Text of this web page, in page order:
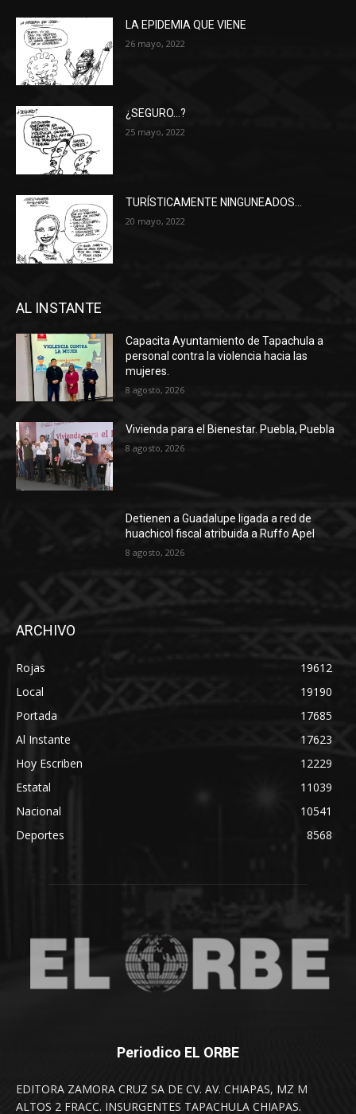
LA EPIDEMIA QUE VIENE
26 mayo, 2022
¿SEGURO…?
25 mayo, 2022
TURÍSTICAMENTE NINGUNEADOS…
20 mayo, 2022
AL INSTANTE
Capacita Ayuntamiento de Tapachula a
personal contra la violencia hacia las
mujeres.
8 agosto, 2026
Vivienda para el Bienestar. Puebla, Puebla
8 agosto, 2026
Detienen a Guadalupe ligada a red de
huachicol fiscal atribuida a Ruffo Apel
8 agosto, 2026
ARCHIVO
Rojas
19612
Local
19190
Portada
17685
Al Instante
17623
Hoy Escriben
12229
Estatal
11039
Nacional
10541
Deportes
8568
Periodico EL ORBE
EDITORA ZAMORA CRUZ SA DE CV. AV. CHIAPAS, MZ M
ALTOS 2 FRACC. INSURGENTES TAPACHULA CHIAPAS.